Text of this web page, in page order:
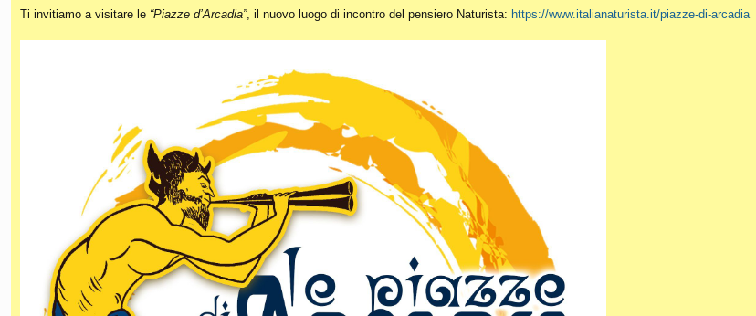
Ti invitiamo a visitare le “Piazze d’Arcadia”, il nuovo luogo di incontro del pensiero Naturista: https://www.italianaturista.it/piazze-di-arcadia